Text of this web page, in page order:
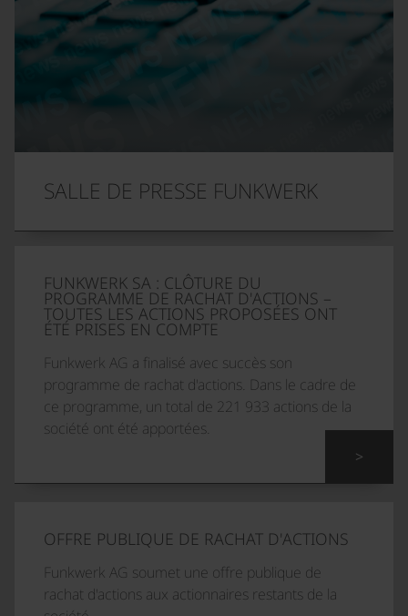
SALLE DE PRESSE FUNKWERK
FUNKWERK SA : CLÔTURE DU
PROGRAMME DE RACHAT D'ACTIONS –
TOUTES LES ACTIONS PROPOSÉES ONT
ÉTÉ PRISES EN COMPTE
Funkwerk AG a finalisé avec succès son
programme de rachat d'actions. Dans le cadre de
ce programme, un total de 221 933 actions de la
société ont été apportées.
>
OFFRE PUBLIQUE DE RACHAT D'ACTIONS
Funkwerk AG soumet une offre publique de
rachat d'actions aux actionnaires restants de la